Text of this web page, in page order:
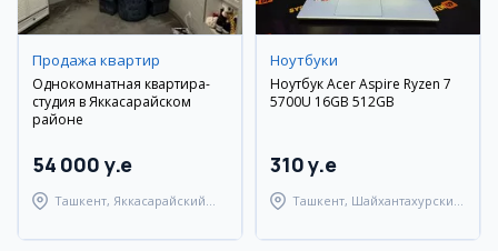
Продажа квартир
Однокомнатная квартира-
студия в Яккасарайском
районе
54 000 y.e
Ташкент, Яккасарайский
Ноутбуки
Ноутбук Acer Aspire Ryzen 7
5700U 16GB 512GB
310 y.e
Ташкент, Шайхантахурский